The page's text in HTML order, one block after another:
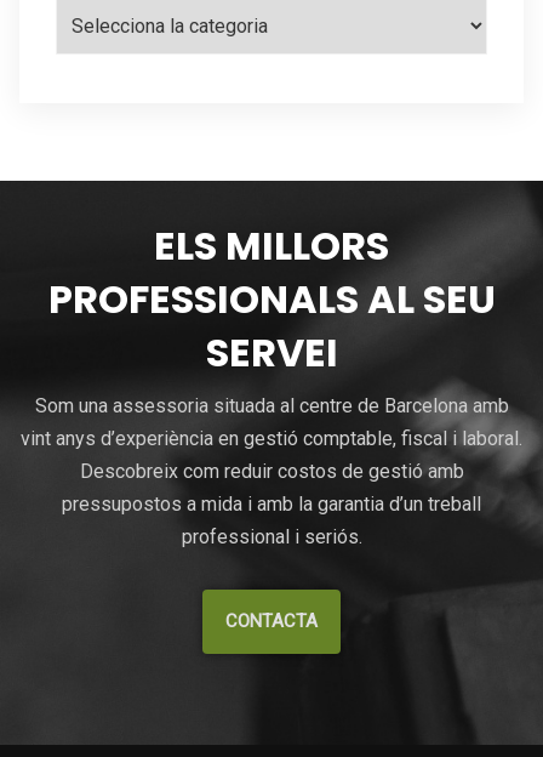
ELS MILLORS
PROFESSIONALS AL SEU
SERVEI
Som una assessoria situada al centre de Barcelona amb
vint anys d’experiència en gestió comptable, fiscal i laboral.
Descobreix com reduir costos de gestió amb
pressupostos a mida i amb la garantia d’un treball
professional i seriós.
CONTACTA